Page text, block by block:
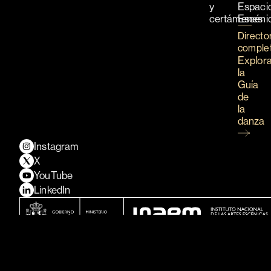
y
certámenes
la
Guía
de
la
danza
Instagram
X
YouTube
LinkedIn